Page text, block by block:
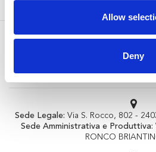
Allow
Deny
Sede Legale: Via S. Rocco, 802 -
Sede Amministrativa e Produttiva:
RONCO